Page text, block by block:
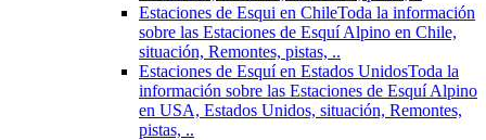
Estaciones de Esqui en ChileToda la información
sobre las Estaciones de Esquí Alpino en Chile,
situación, Remontes, pistas, ..
Estaciones de Esquí en Estados UnidosToda la
información sobre las Estaciones de Esquí Alpino
en USA, Estados Unidos, situación, Remontes,
pistas, ..